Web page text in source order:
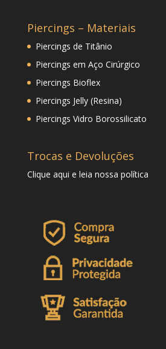
Piercings – Materiais
Piercings de Titânio
Piercings em Aço Cirúrgico
Piercings Bioflex
Piercings Jelly (Resina)
Piercings Vidro Borossilicato
Trocas e Devoluções
Clique aqui e leia nossa política